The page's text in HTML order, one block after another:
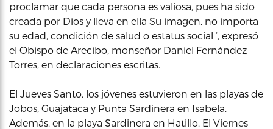
proclamar que cada persona es valiosa, pues ha sido
creada por Dios y lleva en ella Su imagen, no importa
su edad, condición de salud o estatus social ‘, expresó
el Obispo de Arecibo, monseñor Daniel Fernández
Torres, en declaraciones escritas.
El Jueves Santo, los jóvenes estuvieron en las playas de
Jobos, Guajataca y Punta Sardinera en Isabela.
Además, en la playa Sardinera en Hatillo. El Viernes